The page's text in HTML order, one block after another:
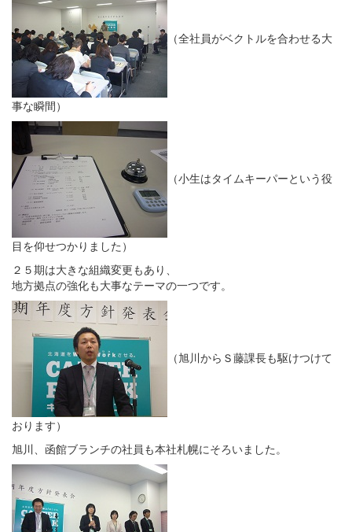
（全社員がベクトルを合わせる大
事な瞬間）
（小生はタイムキーパーという役
目を仰せつかりました）
２５期は大きな組織変更もあり、
地方拠点の強化も大事なテーマの一つです。
（旭川からＳ藤課長も駆けつけて
おります）
旭川、函館ブランチの社員も本社札幌にそろいました。